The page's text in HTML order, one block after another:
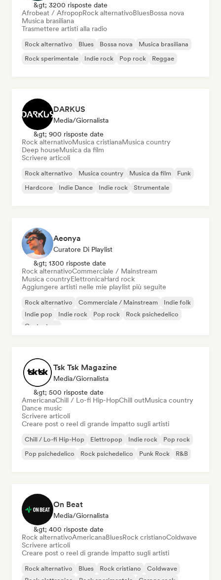
&gt; 3200 risposte date
Afrobeat / AfropopRock alternativoBluesBossa nova
Musica brasiliana
Trasmettere artisti alla radio
Rock alternativo Blues Bossa nova
Musica brasiliana
Rock sperimentale
Indie rock Pop rock Reggae
DARKUS
Media/Giornalista
&gt; 900 risposte date
Rock alternativoMusica cristianaMusica country
Deep houseMusica da film
Scrivere articoli
Rock alternativo Musica country Musica da film
Funk
Hardcore
Indie Dance Indie rock Strumentale
Aeonya
Curatore Di Playlist
&gt; 1300 risposte date
Rock alternativoCommerciale / Mainstream
Musica countryElettronicaHard rock
Aggiungere artisti nelle mie playlist più seguite
Rock alternativo Commerciale / Mainstream
Indie folk
Indie pop
Indie rock Pop rock
Rock psichedelico
Cantautore
Tsk Tsk Magazine
Media/Giornalista
&gt; 500 risposte date
AmericanaChill / Lo-fi Hip-HopChill outMusica country
Dance music
Scrivere articoli
Creare post o reel di grande impatto sugli artisti
Chill / Lo-fi Hip-Hop Elettropop Indie rock
Pop rock
Pop psichedelico
Rock psichedelico Punk Rock R&B
On Beat
Media/Giornalista
&gt; 400 risposte date
Rock alternativoAmericanaBluesRock cristianoColdwave
Scrivere articoli
Creare post o reel di grande impatto sugli artisti
Rock alternativo Blues Rock cristiano
Coldwave